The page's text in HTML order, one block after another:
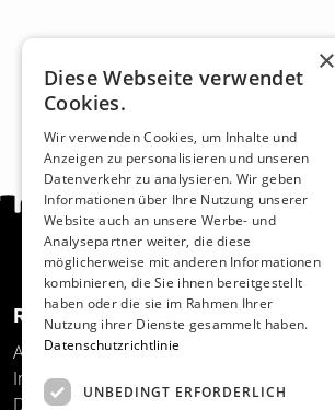
Recht und Ordnung
AGB
Impressum
Datenschutz
×
Diese Webseite verwendet
Cookies.
Wir verwenden Cookies, um Inhalte und
Anzeigen zu personalisieren und unseren
Datenverkehr zu analysieren. Wir geben
Informationen über Ihre Nutzung unserer
Website auch an unsere Werbe- und
Analysepartner weiter, die diese
möglicherweise mit anderen Informationen
kombinieren, die Sie ihnen bereitgestellt
haben oder die sie im Rahmen Ihrer
Nutzung ihrer Dienste gesammelt haben.
Datenschutzrichtlinie
UNBEDINGT ERFORDERLICH